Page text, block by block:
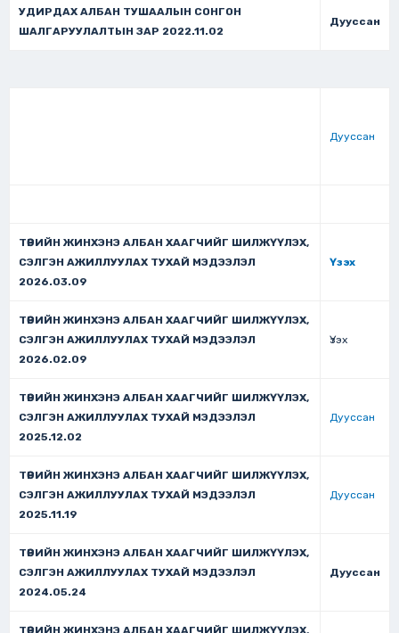
УДИРДАХ АЛБАН ТУШААЛЫН СОНГОН
ШАЛГАРУУЛАЛТЫН ЗАР 2022.11.02
Дууссан
Дууссан
ТӨРИЙН ЖИНХЭНЭ АЛБАН ХААГЧИЙГ ШИЛЖҮҮЛЭХ,
СЭЛГЭН АЖИЛЛУУЛАХ ТУХАЙ МЭДЭЭЛЭЛ
2026.03.09
Үзэх
ТӨРИЙН ЖИНХЭНЭ АЛБАН ХААГЧИЙГ ШИЛЖҮҮЛЭХ,
СЭЛГЭН АЖИЛЛУУЛАХ ТУХАЙ МЭДЭЭЛЭЛ
2026.02.09
Үзэх
ТӨРИЙН ЖИНХЭНЭ АЛБАН ХААГЧИЙГ ШИЛЖҮҮЛЭХ,
СЭЛГЭН АЖИЛЛУУЛАХ ТУХАЙ МЭДЭЭЛЭЛ
2025.12.02
Дууссан
ТӨРИЙН ЖИНХЭНЭ АЛБАН ХААГЧИЙГ ШИЛЖҮҮЛЭХ,
СЭЛГЭН АЖИЛЛУУЛАХ ТУХАЙ МЭДЭЭЛЭЛ
2025.11.19
Дууссан
ТӨРИЙН ЖИНХЭНЭ АЛБАН ХААГЧИЙГ ШИЛЖҮҮЛЭХ,
СЭЛГЭН АЖИЛЛУУЛАХ ТУХАЙ МЭДЭЭЛЭЛ
2024.05.24
Дууссан
ТӨРИЙН ЖИНХЭНЭ АЛБАН ХААГЧИЙГ ШИЛЖҮҮЛЭХ,